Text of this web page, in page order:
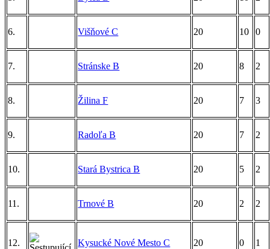
6. Višňové C 20 10 0
7. Stránske B 20 8 2
8. Žilina F 20 7 3
9. Radoľa B 20 7 2
10. Stará Bystrica B 20 5 2
11. Trnové B 20 2 2
12. Kysucké Nové Mesto C 20 0 1